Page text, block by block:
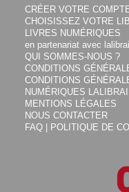
CRÉER VOTRE
CHOISISSEZ VOTRE
LIVRES NUMÉRIQUES
en partenariat avec
QUI SOMMES-NOUS ?
CONDITIONS
CONDITIONS
NUMÉRIQUES
MENTIONS LÉGALES
NOUS CONTACTER
FAQ | POLITIQUE DE